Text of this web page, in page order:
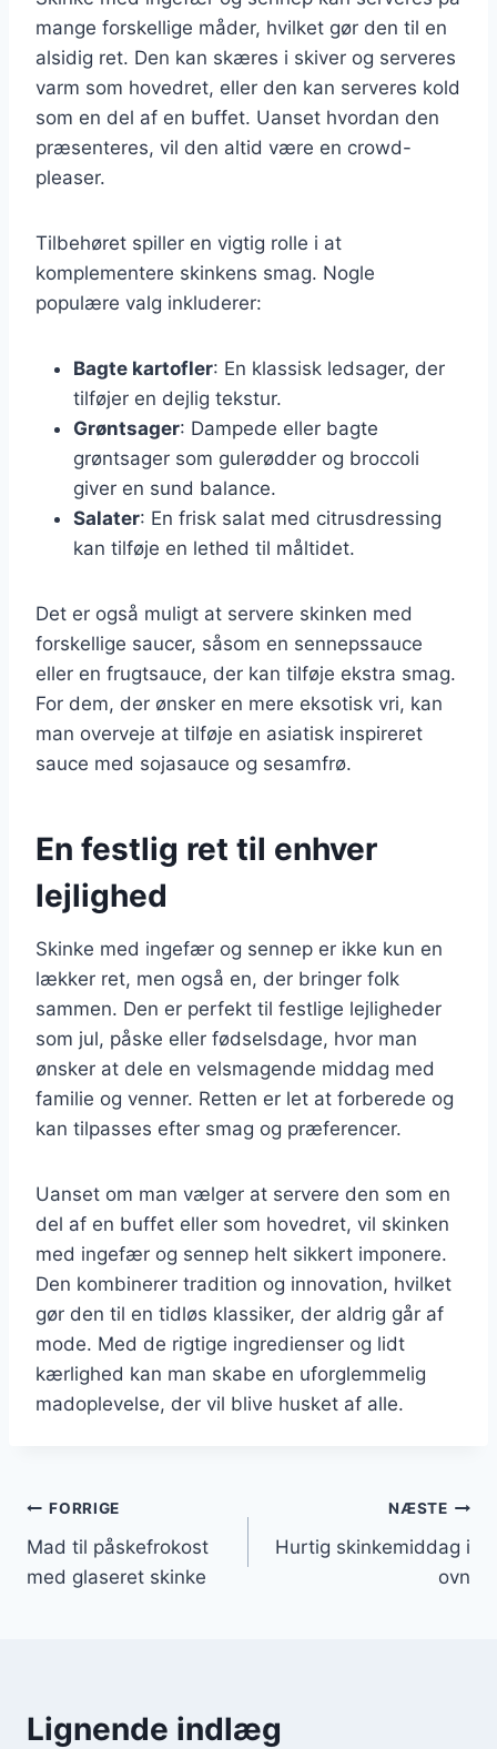
mange forskellige måder, hvilket gør den til en
alsidig ret. Den kan skæres i skiver og serveres
varm som hovedret, eller den kan serveres kold
som en del af en buffet. Uanset hvordan den
præsenteres, vil den altid være en crowd-
pleaser.
Tilbehøret spiller en vigtig rolle i at
komplementere skinkens smag. Nogle
populære valg inkluderer:
Bagte kartofler: En klassisk ledsager, der
tilføjer en dejlig tekstur.
Grøntsager: Dampede eller bagte
grøntsager som gulerødder og broccoli
giver en sund balance.
Salater: En frisk salat med citrusdressing
kan tilføje en lethed til måltidet.
Det er også muligt at servere skinken med
forskellige saucer, såsom en sennepssauce
eller en frugtsauce, der kan tilføje ekstra smag.
For dem, der ønsker en mere eksotisk vri, kan
man overveje at tilføje en asiatisk inspireret
sauce med sojasauce og sesamfrø.
En festlig ret til enhver
lejlighed
Skinke med ingefær og sennep er ikke kun en
lækker ret, men også en, der bringer folk
sammen. Den er perfekt til festlige lejligheder
som jul, påske eller fødselsdage, hvor man
ønsker at dele en velsmagende middag med
familie og venner. Retten er let at forberede og
kan tilpasses efter smag og præferencer.
Uanset om man vælger at servere den som en
del af en buffet eller som hovedret, vil skinken
med ingefær og sennep helt sikkert imponere.
Den kombinerer tradition og innovation, hvilket
gør den til en tidløs klassiker, der aldrig går af
mode. Med de rigtige ingredienser og lidt
kærlighed kan man skabe en uforglemmelig
madoplevelse, der vil blive husket af alle.
Indlægsnavigation
FORRIGE
Mad til påskefrokost
med glaseret skinke
NÆSTE
Hurtig skinkemiddag i
ovn
Lignende indlæg